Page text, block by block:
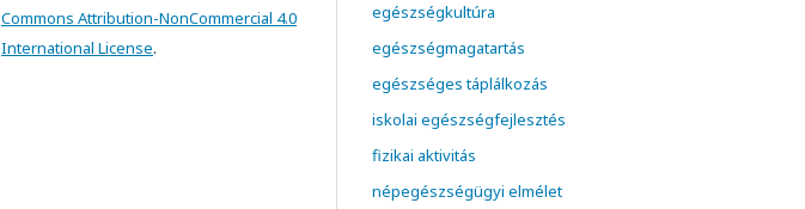
Commons Attribution-NonCommercial 4.0
International License.
egészségkultúra
egészségmagatartás
egészséges táplálkozás
iskolai egészségfejlesztés
fizikai aktivitás
népegészségügyi elmélet